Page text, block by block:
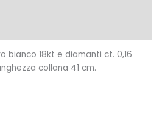
bianco 18kt e diamanti ct. 0,16
collana 41 cm.